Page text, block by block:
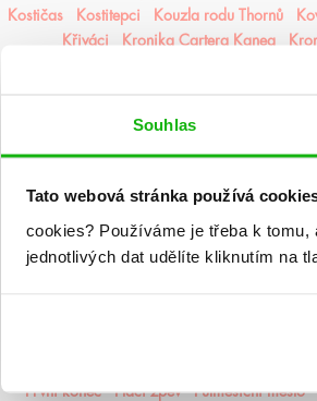
Souhlas
Tato webová stránka používá
cookies? Používáme je třeba k tomu,
jednotlivých dat udělíte kliknutím na
Kostičas
Kostitepci Kouzla rodu Thornů
Křiváci
Kronika Cartera Kanea
Lískový les
Mrazení
Muffin a čaj Můj život s
Nespoutaný chaos
Never After
Odkaz dračích jezdců
Odkaz lidské
První konec
Ptačí zpěv Půlměsíční město